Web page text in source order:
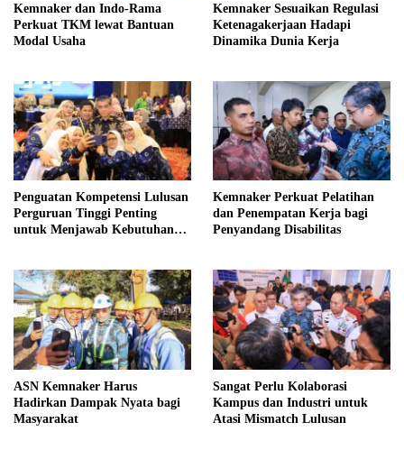
Kemnaker dan Indo-Rama
Perkuat TKM lewat Bantuan
Modal Usaha
Kemnaker Sesuaikan Regulasi
Ketenagakerjaan Hadapi
Dinamika Dunia Kerja
Penguatan Kompetensi Lulusan
Perguruan Tinggi Penting
untuk Menjawab Kebutuhan
Kemnaker Perkuat Pelatihan
dan Penempatan Kerja bagi
Penyandang Disabilitas
ASN Kemnaker Harus
Hadirkan Dampak Nyata bagi
Masyarakat
Sangat Perlu Kolaborasi
Kampus dan Industri untuk
Atasi Mismatch Lulusan